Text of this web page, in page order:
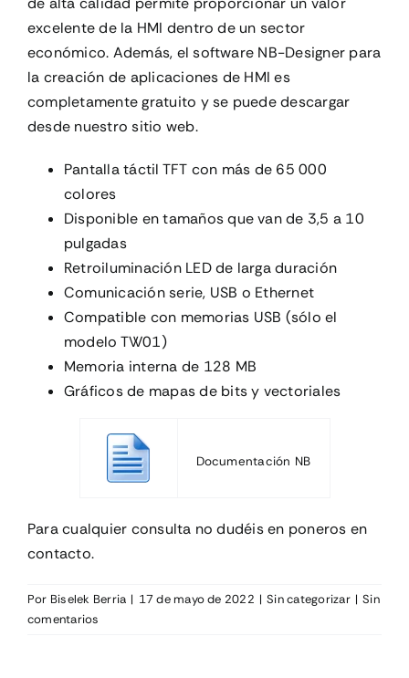
excelente de la HMI dentro de un sector
económico. Además, el software NB-Designer para
la creación de aplicaciones de HMI es
completamente gratuito y se puede descargar
desde nuestro sitio web.
Pantalla táctil TFT con más de 65 000
colores
Disponible en tamaños que van de 3,5 a 10
pulgadas
Retroiluminación LED de larga duración
Comunicación serie, USB o Ethernet
Compatible con memorias USB (sólo el
modelo TW01)
Memoria interna de 128 MB
Gráficos de mapas de bits y vectoriales
Documentación NB
Para cualquier consulta no dudéis en poneros en
contacto.
Por Biselek Berria | 17 de mayo de 2022 | Sin categorizar | Sin
comentarios